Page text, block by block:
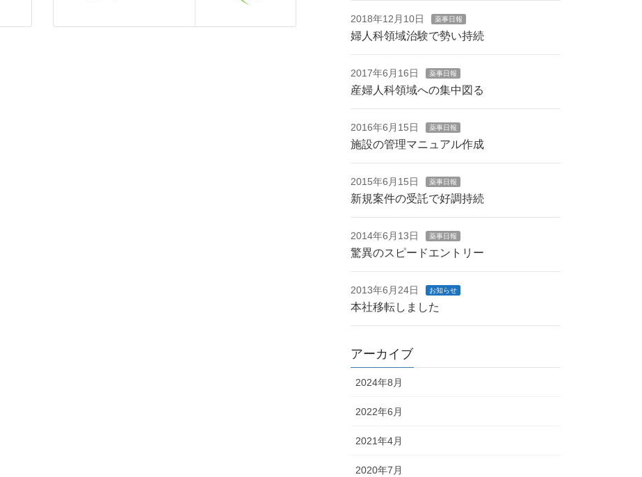
2018年12月10日 薬事日報
婦人科領域治験で勢い持続
2017年6月16日 薬事日報
産婦人科領域への集中図る
2016年6月15日 薬事日報
施設の管理マニュアル作成
2015年6月15日 薬事日報
新規案件の受託で好調持続
2014年6月13日 薬事日報
驚異のスピードエントリー
2013年6月24日 お知らせ
本社移転しました
アーカイブ
2024年8月
2022年6月
2021年4月
2020年7月